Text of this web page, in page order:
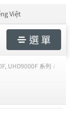
Việt
選 單
UHD9000F 系列 /